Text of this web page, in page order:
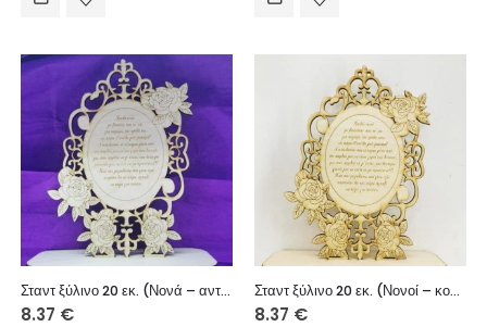
Σταντ ξύλινο 20 εκ. (Νονά – αντράκι)
8.37 €
Σταντ ξύλινο 20 εκ. (Νονοί – κοριτσάκι)
8.37 €